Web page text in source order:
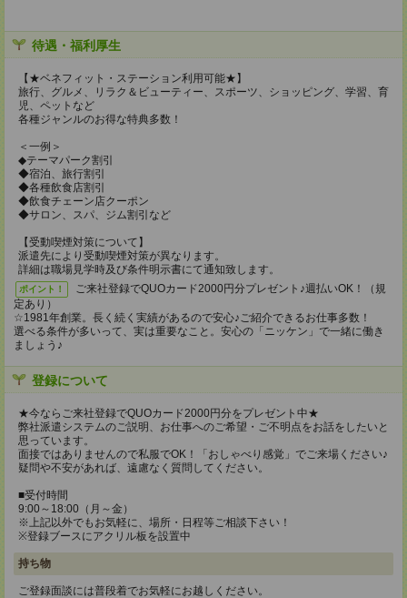
待遇・福利厚生
【★ベネフィット・ステーション利用可能★】
旅行、グルメ、リラク＆ビューティー、スポーツ、ショッピング、学習、育
児、ペットなど
各種ジャンルのお得な特典多数！
＜一例＞
◆テーマパーク割引
◆宿泊、旅行割引
◆各種飲食店割引
◆飲食チェーン店クーポン
◆サロン、スパ、ジム割引など
【受動喫煙対策について】
派遣先により受動喫煙対策が異なります。
詳細は職場見学時及び条件明示書にて通知致します。
ポイント！
ご来社登録でQUOカード2000円分プレゼント♪週払いOK！（規
定あり）
☆1981年創業。長く続く実績があるので安心♪ご紹介できるお仕事多数！
選べる条件が多いって、実は重要なこと。安心の「ニッケン」で一緒に働き
ましょう♪
登録について
★今ならご来社登録でQUOカード2000円分をプレゼント中★
弊社派遣システムのご説明、お仕事へのご希望・ご不明点をお話をしたいと
思っています。
面接ではありませんので私服でOK！「おしゃべり感覚」でご来場ください♪
疑問や不安があれば、遠慮なく質問してください。
■受付時間
9:00～18:00（月～金）
※上記以外でもお気軽に、場所・日程等ご相談下さい！
※登録ブースにアクリル板を設置中
持ち物
ご登録面談には普段着でお気軽にお越しください。